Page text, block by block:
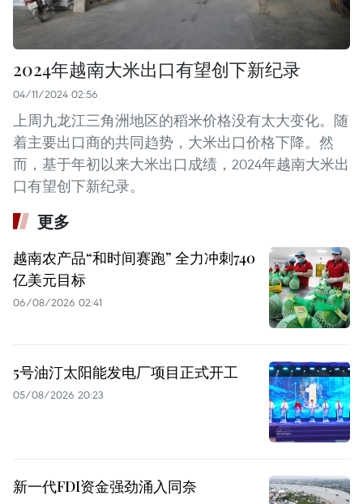
2024年越南大米出口有望创下新纪录
04/11/2024 02:56
上周九龙江三角洲地区的稻米价格没有太大变化。随
着主要出口商的共同趋势，大米出口价格下降。然
而，基于年初以来大米出口成绩，2024年越南大米出
口有望创下新纪录。
更多
越南农产品“和时间赛跑” 全力冲刺740
亿美元目标
06/08/2026 02:41
5号油汀太阳能发电厂项目正式开工
05/08/2026 20:23
新一代FDI资金强劲涌入同奈